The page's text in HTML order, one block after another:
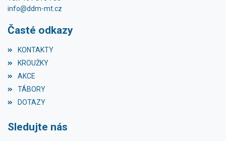
info@ddm-mt.cz
Časté odkazy
KONTAKTY
KROUŽKY
AKCE
TÁBORY
DOTAZY
Sledujte nás